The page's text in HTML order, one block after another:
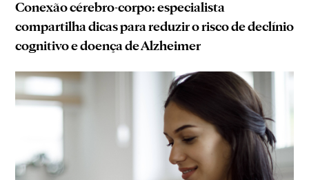
Conexão cérebro-corpo: especialista
compartilha dicas para reduzir o risco de declínio
cognitivo e doença de Alzheimer